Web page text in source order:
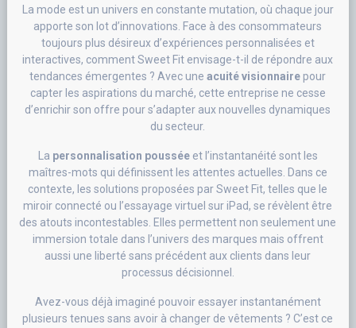
La mode est un univers en constante mutation, où chaque jour
apporte son lot d’innovations. Face à des consommateurs
toujours plus désireux d’expériences personnalisées et
interactives, comment Sweet Fit envisage-t-il de répondre aux
tendances émergentes ? Avec uneacuité visionnairepour
capter les aspirations du marché, cette entreprise ne cesse
d’enrichir son offre pour s’adapter aux nouvelles dynamiques
du secteur.
La personnalisation pousséeet l’instantanéité sont les
maîtres-mots qui définissent les attentes actuelles. Dans ce
contexte, les solutions proposées par Sweet Fit, telles que le
miroir connecté ou l’essayage virtuel sur iPad, se révèlent être
des atouts incontestables. Elles permettent non seulement une
immersion totale dans l’univers des marques mais offrent
aussi une liberté sans précédent aux clients dans leur
processus décisionnel.
Avez-vous déjà imaginé pouvoir essayer instantanément
plusieurs tenues sans avoir à changer de vêtements ? C’est ce